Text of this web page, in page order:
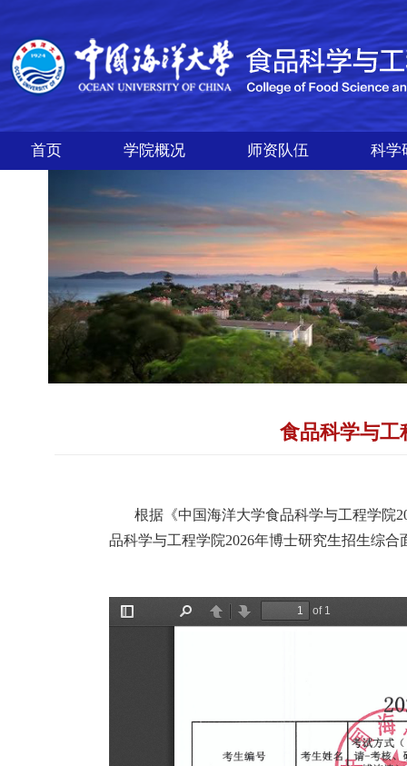
首页 学院概况 师资队伍 科学
食品科学与工
根据《中国海洋大学食品科学与工程学院
品科学与工程学院2026年博士研究生招生综